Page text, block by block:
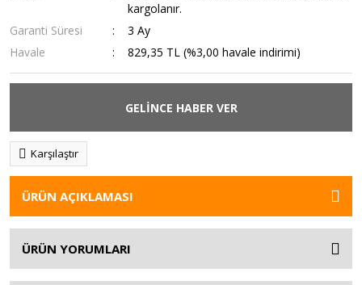
kargolanır.
Garanti Süresi
3 Ay
Havale
829,35 TL (%3,00 havale indirimi)
GELİNCE HABER VER
Karşılaştır
ÜRÜN AÇIKLAMASI
ÜRÜN YORUMLARI